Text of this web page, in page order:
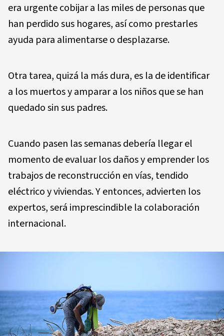
era urgente cobijar a las miles de personas que
han perdido sus hogares, así como prestarles
ayuda para alimentarse o desplazarse.
Otra tarea, quizá la más dura, es la de identificar
a los muertos y amparar a los niños que se han
quedado sin sus padres.
Cuando pasen las semanas debería llegar el
momento de evaluar los daños y emprender los
trabajos de reconstrucción en vías, tendido
eléctrico y viviendas. Y entonces, advierten los
expertos, será imprescindible la colaboración
internacional.